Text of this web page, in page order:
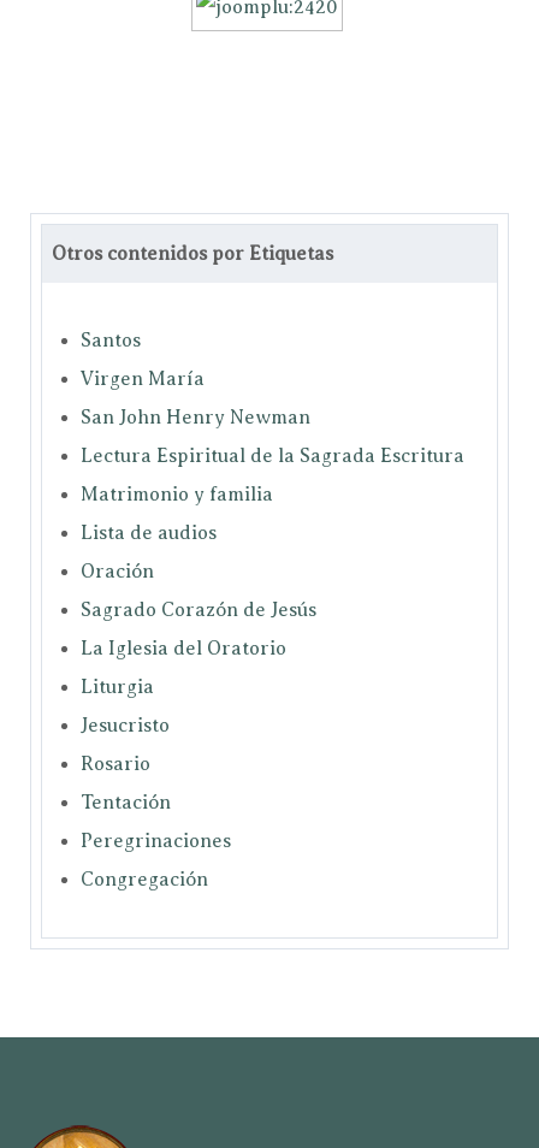
Otros contenidos por Etiquetas
Santos
Virgen María
San John Henry Newman
Lectura Espiritual de la Sagrada Escritura
Matrimonio y familia
Lista de audios
Oración
Sagrado Corazón de Jesús
La Iglesia del Oratorio
Liturgia
Jesucristo
Rosario
Tentación
Peregrinaciones
Congregación